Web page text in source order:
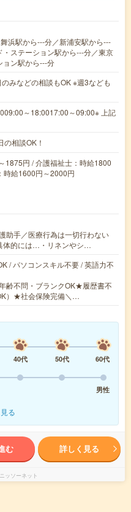
浜駅から---分／新浦安駅から---
ステーション駅から---分／東京
ョン駅から---分
みなどの相談もOK ※週3なども
～18:0017:00～09:00※ 上記
相談OK！
1875円 / 介護福祉士：時給1800
時給1600円～2000円
助手／医療行為は一切行わない
体的には…・リネンやシ…
/ パソコンスキル不要 / 英語力不
齢不問・ブランクOK★履歴書不
）★社会保険完備＼…
40代 50代
60代
男性
る
む 詳しく見る
ッソーネット